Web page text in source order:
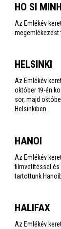
HO SI MINH
Az Emlékév
megemlékezést
HELSINKI
Az Emlékév
október 19-én
sor, majd
Helsinkiben.
HANOI
Az Emlékév
filmvetítéssel
tartottunk
HALIFAX
Az Emlékév